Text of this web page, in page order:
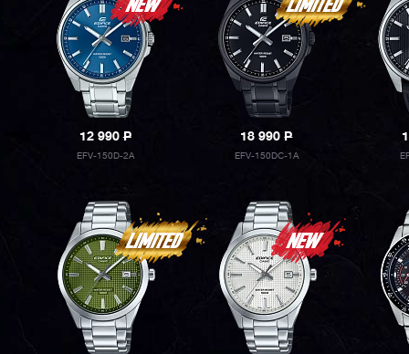
12 990P
EFV-150D-2A
18 990P
EFV-150DC-1A